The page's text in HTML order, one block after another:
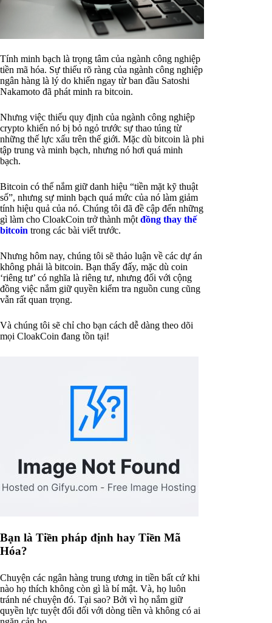
Tính minh bạch là trọng tâm của ngành công nghiệp
tiền mã hóa. Sự thiếu rõ ràng của ngành công nghiệp
ngân hàng là lý do khiến ngay từ ban đầu Satoshi
Nakamoto đã phát minh ra bitcoin.
Nhưng việc thiếu quy định của ngành công nghiệp
crypto khiến nó bị bỏ ngỏ trước sự thao túng từ
những thế lực xấu trên thế giới. Mặc dù bitcoin là phi
tập trung và minh bạch, nhưng nó hơi quá minh
bạch.
Bitcoin có thể nắm giữ danh hiệu “tiền mặt kỹ thuật
số”, nhưng sự minh bạch quá mức của nó làm giảm
tính hiệu quả của nó. Chúng tôi đã đề cập đến những
gì làm cho CloakCoin trở thành một đồng thay thế
bitcoin trong các bài viết trước.
Nhưng hôm nay, chúng tôi sẽ thảo luận về các dự án
không phải là bitcoin. Bạn thấy đấy, mặc dù coin
‘riêng tư’ có nghĩa là riêng tư, nhưng đối với cộng
đồng việc nắm giữ quyền kiểm tra nguồn cung cũng
vẫn rất quan trọng.
Và chúng tôi sẽ chỉ cho bạn cách dễ dàng theo dõi
mọi CloakCoin đang tồn tại!
Bạn là Tiền pháp định hay Tiền Mã
Hóa?
Chuyện các ngân hàng trung ương in tiền bất cứ khi
nào họ thích không còn gì là bí mật. Và, họ luôn
tránh né chuyện đó. Tại sao? Bởi vì họ nắm giữ
quyền lực tuyệt đối đối với dòng tiền và không có ai